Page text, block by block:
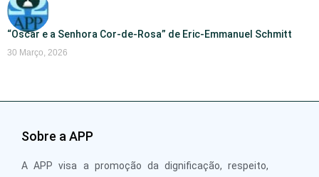
“Oscar e a Senhora Cor-de-Rosa” de Eric-Emmanuel Schmitt
30 Março, 2026
Sobre a APP
A APP visa a promoção da dignificação, respeito,